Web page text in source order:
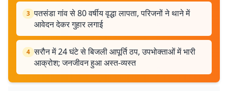
3 पतसंडा गांव से 80 वर्षीय वृद्धा लापता, परिजनों ने थाने में
आवेदन देकर गुहार लगाई
4 सरौन में 24 घंटे से बिजली आपूर्ति ठप, उपभोक्ताओं में भारी
आक्रोश; जनजीवन हुआ अस्त-व्यस्त